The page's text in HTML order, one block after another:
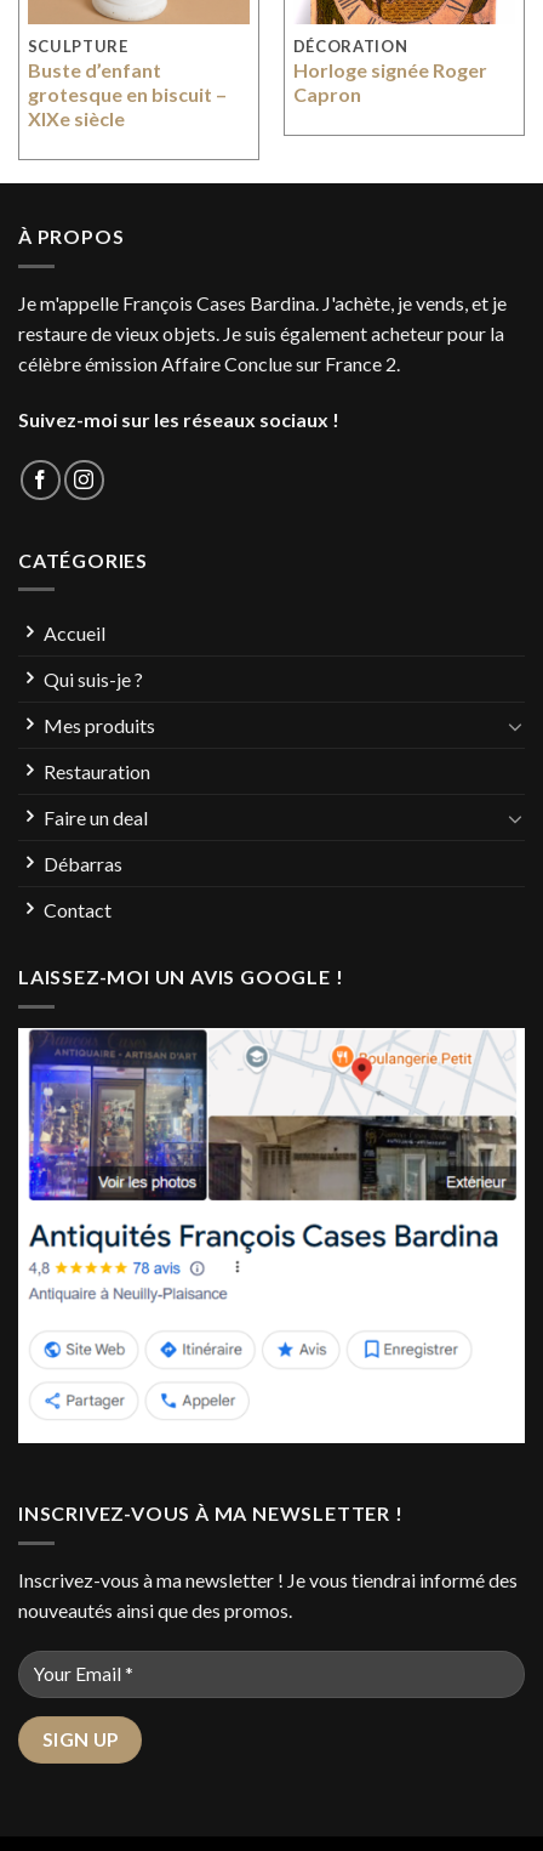
SCULPTURE
Buste d’enfant
grotesque en biscuit –
XIXe siècle
DÉCORATION
Horloge signée Roger
Capron
À PROPOS
Je m'appelle François Cases Bardina. J'achète, je vends, et je
restaure de vieux objets. Je suis également acheteur pour la
célèbre émission Affaire Conclue sur France 2.
Suivez-moi sur les réseaux sociaux !
CATÉGORIES
Accueil
Qui suis-je ?
Mes produits
Restauration
Faire un deal
Débarras
Contact
LAISSEZ-MOI UN AVIS GOOGLE !
INSCRIVEZ-VOUS À MA NEWSLETTER !
Inscrivez-vous à ma newsletter ! Je vous tiendrai informé des
nouveautés ainsi que des promos.